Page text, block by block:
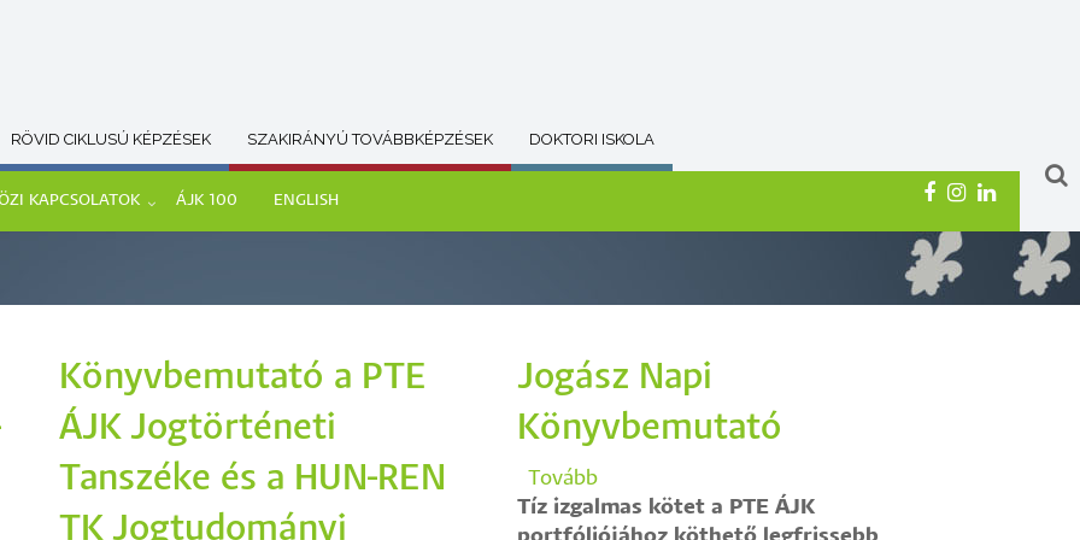
RÖVID CIKLUSÚ KÉPZÉSEK SZAKIRÁNYÚ TOVÁBBKÉPZÉSEK DOKTORI ISKOLA
KAPCSOLATOK ÁJK 100 ENGLISH
Könyvbemutató a PTE
ÁJK Jogtörténeti
Tanszéke és a HUN-REN
TK Jogtudományi
Jogász Napi
Könyvbemutató
Tovább
Napi
Tíz izgalmas kötet a PTE ÁJK